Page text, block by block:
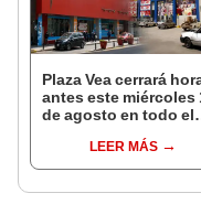
Plaza Vea cerrará
antes este miércoles
de agosto en todo el
hasta las 7 p.m.
LEER MÁS